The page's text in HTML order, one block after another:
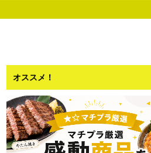
オススメ！